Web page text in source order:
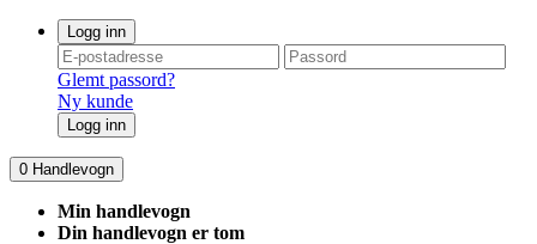
Logg inn
Glemt passord?
Ny kunde
Logg inn
0 Handlevogn
Min handlevogn
Din handlevogn er tom